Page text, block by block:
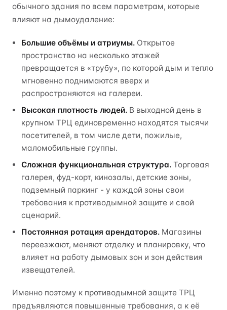
обычного здания по всем параметрам, которые
влияют на дымоудаление:
Большие объёмы и атриумы. Открытое
пространство на несколько этажей
превращается в «трубу», по которой дым и тепло
мгновенно поднимаются вверх и
распространяются на галереи.
Высокая плотность людей. В выходной день в
крупном ТРЦ единовременно находятся тысячи
посетителей, в том числе дети, пожилые,
маломобильные группы.
Сложная функциональная структура. Торговая
галерея, фуд-корт, кинозалы, детские зоны,
подземный паркинг - у каждой зоны свои
требования к противодымной защите и свой
сценарий.
Постоянная ротация арендаторов. Магазины
переезжают, меняют отделку и планировку, что
влияет на работу дымовых зон и зон действия
извещателей.
Именно поэтому к противодымной защите ТРЦ
предъявляются повышенные требования, а к её